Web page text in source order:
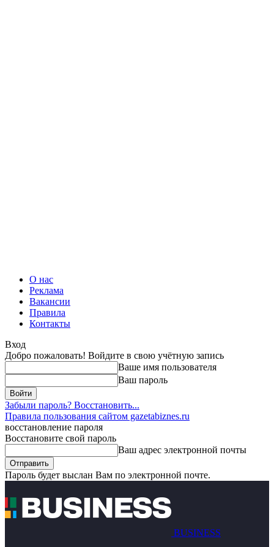
О нас
Реклама
Вакансии
Правила
Контакты
Вход
Добро пожаловать! Войдите в свою учётную запись
Ваше имя пользователя
Ваш пароль
Забыли пароль? Восстановить...
Правила пользования сайтом gazetabiznes.ru
восстановление пароля
Восстановите свой пароль
Ваш адрес электронной почты
Пароль будет выслан Вам по электронной почте.
BUSINESS